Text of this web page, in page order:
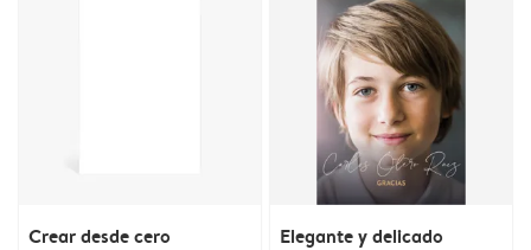
Crear desde cero Elegante y delicado